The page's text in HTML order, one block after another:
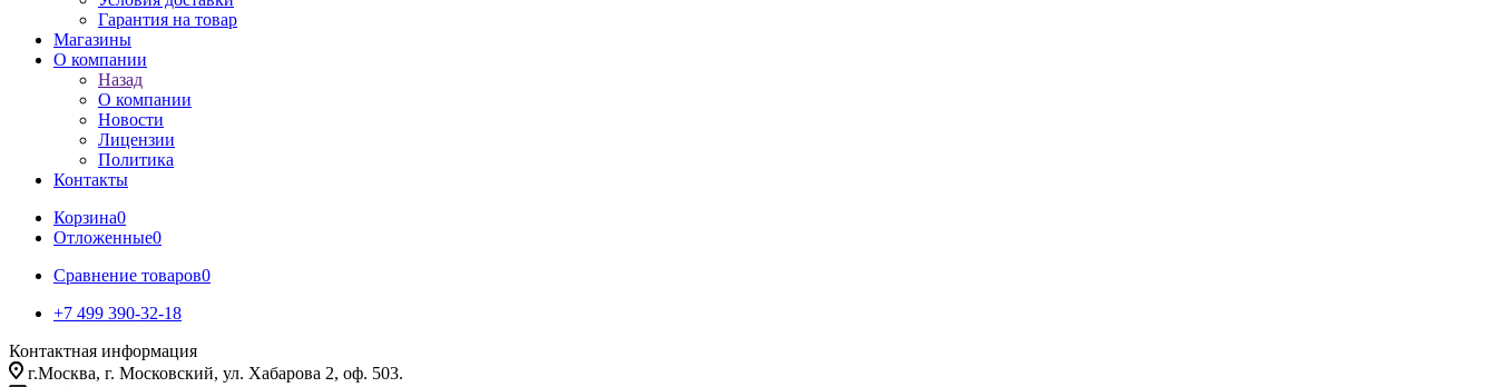
Гарантия на товар
Магазины
О компании
Назад
О компании
Новости
Лицензии
Политика
Контакты
Корзина0
Отложенные0
Сравнение товаров0
+7 499 390-32-18
Контактная информация
г.Москва, г. Московский, ул. Хабарова 2, оф. 503.